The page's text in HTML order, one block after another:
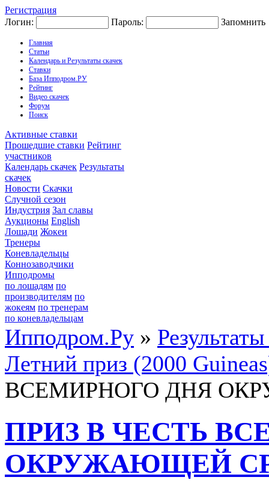
Регистрация
Логин:
Пароль: Запомнить
Главная
Статьи
Календарь и Результаты скачек
Ставки
База Ипподром.РУ
Рейтинг
Видео скачек
Форум
Поиск
Активные ставки
Прошедшие ставки Рейтинг
участников
Календарь скачек Результаты
скачек
Новости Скачки
Случной сезон
Индустрия Зал славы
Аукционы English
Лошади Жокеи
Тренеры
Коневладельцы
Коннозаводчики
Ипподромы
по лошадям по
производителям по
жокеям по тренерам
по коневладельцам
Ипподром.Ру »
Летний приз (2000
ВСЕМИРНОГО ДНЯ
ПРИЗ В ЧЕСТЬ
ОКРУЖАЮЩЕЙ